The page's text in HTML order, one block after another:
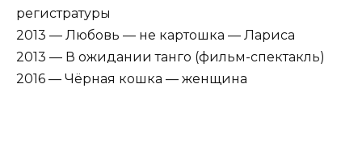
регистратуры
2013 — Любовь — не картошка — Лариса
2013 — В ожидании танго (фильм-спектакль)
2016 — Чёрная кошка — женщина